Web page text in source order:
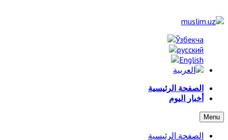
الصفحة الرئيسية
أخبار اليوم
Menu
الصفحة الرئيسية